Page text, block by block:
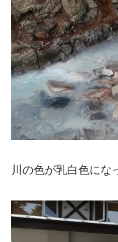
川の色が乳白色にな